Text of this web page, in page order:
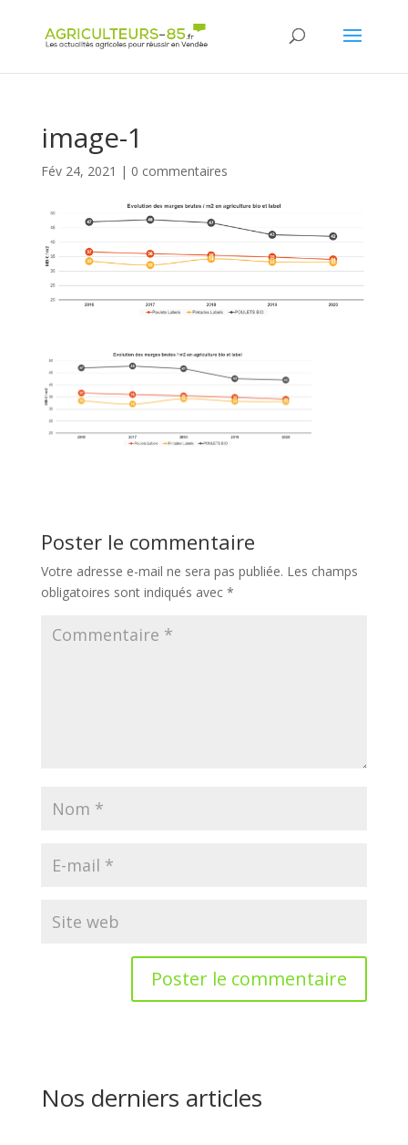
image-1
Fév 24, 2021 | 0 commentaires
Poster le commentaire
Votre adresse e-mail ne sera pas publiée. Les champs
obligatoires sont indiqués avec *
Nos derniers articles